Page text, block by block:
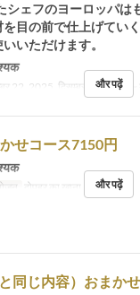
ェフのヨーロッパは
目の前で仕上げてい
いただけます。
22, 2025, दिसम्बर 26, 2025 ~
और पढ़ें
せコース7150円
दोपहर का खाना और पढ़ें
同じ内容）おまか